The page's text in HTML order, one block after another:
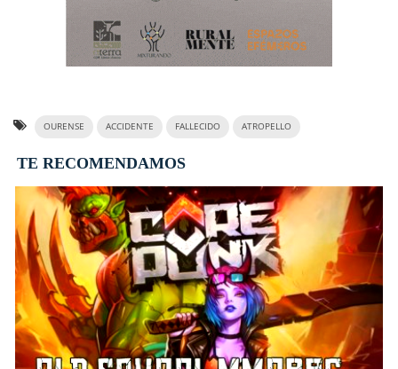
OURENSE ACCIDENTE FALLECIDO ATROPELLO
TE RECOMENDAMOS